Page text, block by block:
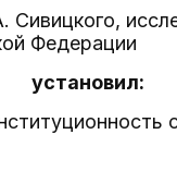
Федерации
установил: